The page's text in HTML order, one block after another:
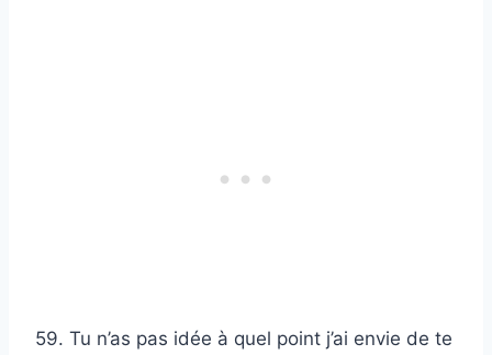
59. Tu n’as pas idée à quel point j’ai envie de te